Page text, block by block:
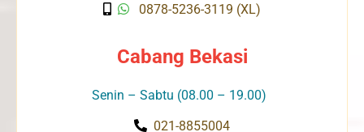
0878-5236-3119 (XL)
Cabang Bekasi
Senin – Sabtu (08.00 – 19.00)
021-8855004